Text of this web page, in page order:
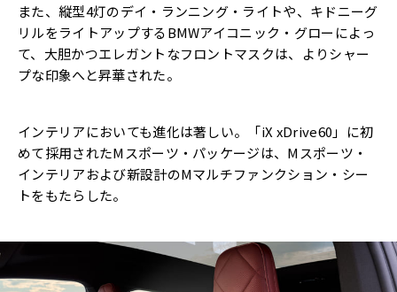
また、縦型4灯のデイ・ランニング・ライトや、キドニーグ
リルをライトアップするBMWアイコニック・グローによっ
て、大胆かつエレガントなフロントマスクは、よりシャー
プな印象へと昇華された。
インテリアにおいても進化は著しい。「iX xDrive60」に初
めて採用されたMスポーツ・パッケージは、Mスポーツ・
インテリアおよび新設計のMマルチファンクション・シー
トをもたらした。